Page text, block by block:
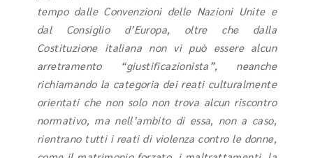
tempo dalle Convenzioni delle Nazioni Unite e
dal Consiglio d’Europa, oltre che dalla
Costituzione italiana non vi può essere alcun
arretramento “giustificazionista”, neanche
richiamando la categoria dei reati culturalmente
orientati che non solo non trova alcun riscontro
normativo, ma nell’ambito di essa, non a caso,
rientrano tutti i reati di violenza contro le donne,